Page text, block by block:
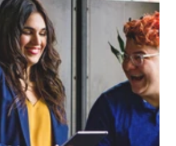
Corporativos
Maestría
Cursos & Bootcamps